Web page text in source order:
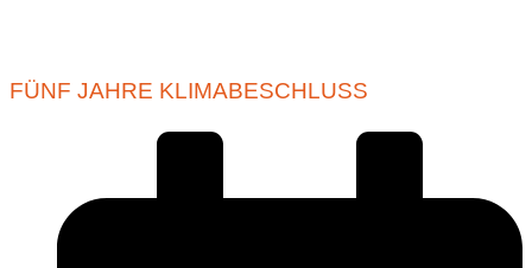
FÜNF JAHRE KLIMABESCHLUSS